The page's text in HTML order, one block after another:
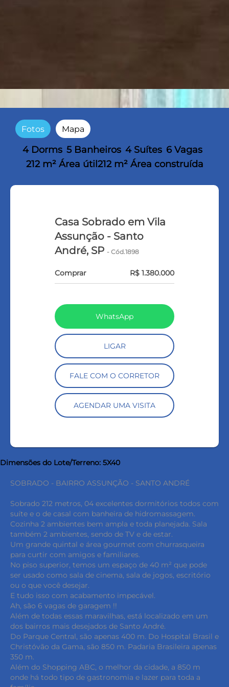
Fotos Mapa
4 Dorms 5 Banheiros 4 Suítes 6 Vagas
212 m² Área útil 212 m² Área construída
Casa Sobrado em Vila
Assunção - Santo
André, SP - Cód.1898
Comprar R$ 1.380.000
WhatsApp
LIGAR
FALE COM O CORRETOR
AGENDAR UMA VISITA
Dimensões do Lote/Terreno: 5X40
SOBRADO - BAIRRO ASSUNÇÃO - SANTO ANDRÉ
Sobrado 212 metros, 04 excelentes dormitórios todos com
suíte e o de casal com banheira de hidromassagem.
Cozinha 2 ambientes bem ampla e toda planejada. Sala
também 2 ambientes, sendo de TV e de estar.
Um grande quintal e área gourmet com churrasqueira
para curtir com amigos e familiares.
No piso superior, temos um espaço de 40 m² que pode
ser usado como sala de cinema, sala de jogos, escritório
ou o que você desejar.
E tudo isso com acabamento impecável.
Ah, são 6 vagas de garagem !!
Além de todas essas maravilhas, está localizado em um
dos bairros mais desejados de Santo André.
Do Parque Central, são apenas 400 m. Do Hospital Brasil e
Christóvão da Gama, são 850 m. Padaria Brasileira apenas
350 m.
Além do Shopping ABC, o melhor da cidade, a 850 m
onde há todo tipo de gastronomia e lazer para toda a